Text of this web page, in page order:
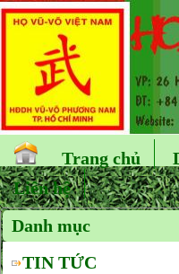
Trang chủ
Liên hệ
Danh mục
TIN TỨC